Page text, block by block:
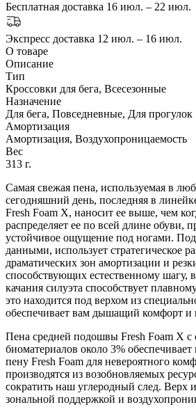
Бесплатная доставка 16 июл. – 22 июл.
Экспресс доставка 12 июл. – 16 июл.
О товаре
Описание
Тип
Кроссовки для бега, Всесезонные
Назначение
Для бега, Повседневные, Для прогулок
Амортизация
Амортизация, Воздухопроницаемость
Вес
313 г.
Самая свежая пена, используемая в
сегодняшний день, последняя в
Fresh Foam X, наносит ее выше, чем
распределяет ее по всей длине обуви,
устойчивое ощущение под ногами.
данными, использует стратегическое
драматических зон амортизации и
способствующих естественному шагу,
качания силуэта способствует
это находится под верхом из
обеспечивает вам дышащий комфорт и
Пена средней подошвы Fresh Foam X с
биоматериалов около 3%
пену Fresh Foam для невероятного
производятся из возобновляемых
сократить наш углеродный след. Верх
зональной поддержкой и